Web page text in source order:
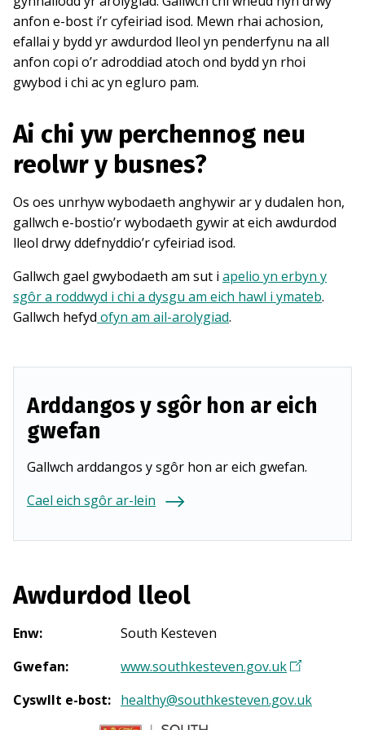
anfon e-bost i’r cyfeiriad isod. Mewn rhai achosion,
efallai y bydd yr awdurdod lleol yn penderfynu na all
anfon copi o’r adroddiad atoch ond bydd yn rhoi
gwybod i chi ac yn egluro pam.
Ai chi yw perchennog neu
reolwr y busnes?
Os oes unrhyw wybodaeth anghywir ar y dudalen hon,
gallwch e-bostio’r wybodaeth gywir at eich awdurdod
lleol drwy ddefnyddio’r cyfeiriad isod.
Gallwch gael gwybodaeth am sut i apelio yn erbyn y
sgôr a roddwyd i chi a dysgu am eich hawl i ymateb.
Gallwch hefyd ofyn am ail-arolygiad.
Arddangos y sgôr hon ar eich
gwefan
Gallwch arddangos y sgôr hon ar eich gwefan.
Cael eich sgôr ar-lein
Awdurdod lleol
Enw:
South Kesteven
Gwefan: www.southkesteven.gov.uk(
n
Cyswllt e-bost: healthy@southkesteven.gov.uk